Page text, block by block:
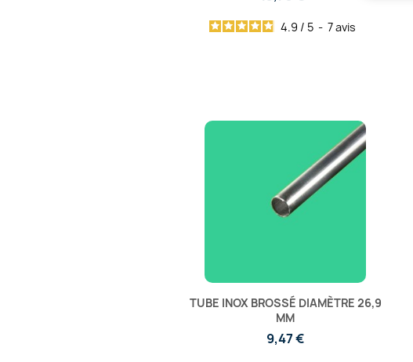
4.9 / 5 - 7avis
TUBE INOX BROSSÉ DIAMÈTRE 26,9
MM
9,47 €